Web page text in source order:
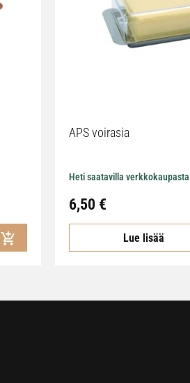
APS voirasia
Heti saatavilla verkkokaupasta
6,50 €
Lue lisää